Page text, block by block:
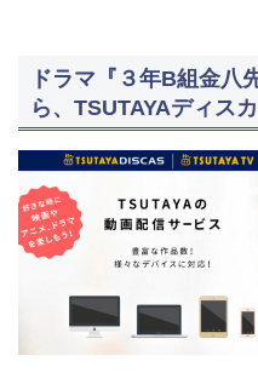
ドラマ『３年B組金八
ら、TSUTAYAディス